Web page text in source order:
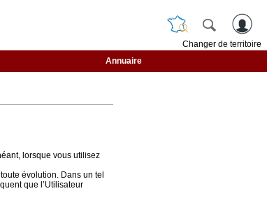
Changer de territoire
Annuaire
lorsque vous utilisez
évolution. Dans un tel
que l’Utilisateur